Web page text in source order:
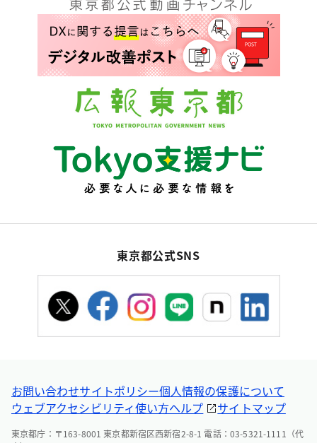
東京都公式SNS
お問い合わせサイトポリシー個人情報の保護について
ウェブアクセシビリティ使い方ヘルプ サイトマップ
東京都庁：〒163-8001 東京都新宿区西新宿2-8-1 電話：03-5321-1111（代